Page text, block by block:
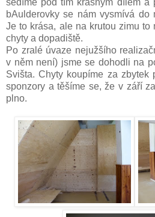
sedíme pod tím krásným dílem a
bAulderovky se nám vysmívá do
Je to krása, ale na krutou zimu to
chyty a dopadiště.
Po zralé úvaze nejužšího
v něm není) jsme se dohodli na
Svišta. Chyty koupíme za zbytek
sponzory a těšíme se, že v září
plno.